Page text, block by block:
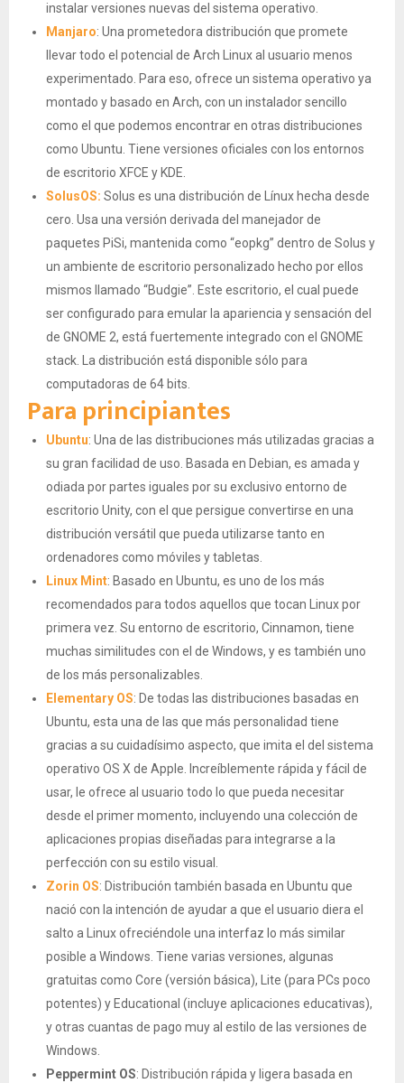
instalar versiones nuevas del sistema operativo.
Manjaro: Una prometedora distribución que promete
llevar todo el potencial de Arch Linux al usuario menos
experimentado. Para eso, ofrece un sistema operativo ya
montado y basado en Arch, con un instalador sencillo
como el que podemos encontrar en otras distribuciones
como Ubuntu. Tiene versiones oficiales con los entornos
de escritorio XFCE y KDE.
SolusOS: Solus es una distribución de Línux hecha desde
cero. Usa una versión derivada del manejador de
paquetes PiSi, mantenida como “eopkg” dentro de Solus y
un ambiente de escritorio personalizado hecho por ellos
mismos llamado “Budgie”. Este escritorio, el cual puede
ser configurado para emular la apariencia y sensación del
de GNOME 2, está fuertemente integrado con el GNOME
stack. La distribución está disponible sólo para
computadoras de 64 bits.
Para principiantes
Ubuntu: Una de las distribuciones más utilizadas gracias a
su gran facilidad de uso. Basada en Debian, es amada y
odiada por partes iguales por su exclusivo entorno de
escritorio Unity, con el que persigue convertirse en una
distribución versátil que pueda utilizarse tanto en
ordenadores como móviles y tabletas.
Linux Mint: Basado en Ubuntu, es uno de los más
recomendados para todos aquellos que tocan Linux por
primera vez. Su entorno de escritorio, Cinnamon, tiene
muchas similitudes con el de Windows, y es también uno
de los más personalizables.
Elementary OS: De todas las distribuciones basadas en
Ubuntu, esta una de las que más personalidad tiene
gracias a su cuidadísimo aspecto, que imita el del sistema
operativo OS X de Apple. Increíblemente rápida y fácil de
usar, le ofrece al usuario todo lo que pueda necesitar
desde el primer momento, incluyendo una colección de
aplicaciones propias diseñadas para integrarse a la
perfección con su estilo visual.
Zorin OS: Distribución también basada en Ubuntu que
nació con la intención de ayudar a que el usuario diera el
salto a Linux ofreciéndole una interfaz lo más similar
posible a Windows. Tiene varias versiones, algunas
gratuitas como Core (versión básica), Lite (para PCs poco
potentes) y Educational (incluye aplicaciones educativas),
y otras cuantas de pago muy al estilo de las versiones de
Windows.
Peppermint OS: Distribución rápida y ligera basada en